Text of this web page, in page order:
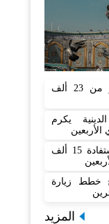
شعبة فاطمة بنت أسد تسجل أكثر من 23 ألف
يكرم
معهد القرآن الكريم النسوي يعلن استفادة 15 ألف
خطط زيارة
المزيد